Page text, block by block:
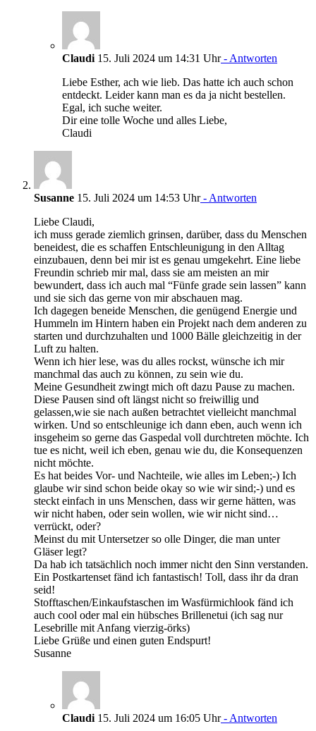
Claudi 15. Juli 2024 um 14:31 Uhr- Antworten
Liebe Esther, ach wie lieb. Das hatte ich auch schon
entdeckt. Leider kann man es da ja nicht bestellen.
Egal, ich suche weiter.
Dir eine tolle Woche und alles Liebe,
Claudi
Susanne 15. Juli 2024 um 14:53 Uhr- Antworten
Liebe Claudi,
ich muss gerade ziemlich grinsen, darüber, dass du Menschen
beneidest, die es schaffen Entschleunigung in den Alltag
einzubauen, denn bei mir ist es genau umgekehrt. Eine liebe
Freundin schrieb mir mal, dass sie am meisten an mir
bewundert, dass ich auch mal “Fünfe grade sein lassen” kann
und sie sich das gerne von mir abschauen mag.
Ich dagegen beneide Menschen, die genügend Energie und
Hummeln im Hintern haben ein Projekt nach dem anderen zu
starten und durchzuhalten und 1000 Bälle gleichzeitig in der
Luft zu halten.
Wenn ich hier lese, was du alles rockst, wünsche ich mir
manchmal das auch zu können, zu sein wie du.
Meine Gesundheit zwingt mich oft dazu Pause zu machen.
Diese Pausen sind oft längst nicht so freiwillig und
gelassen,wie sie nach außen betrachtet vielleicht manchmal
wirken. Und so entschleunige ich dann eben, auch wenn ich
insgeheim so gerne das Gaspedal voll durchtreten möchte. Ich
tue es nicht, weil ich eben, genau wie du, die Konsequenzen
nicht möchte.
Es hat beides Vor- und Nachteile, wie alles im Leben;-) Ich
glaube wir sind schon beide okay so wie wir sind;-) und es
steckt einfach in uns Menschen, dass wir gerne hätten, was
wir nicht haben, oder sein wollen, wie wir nicht sind…
verrückt, oder?
Meinst du mit Untersetzer so olle Dinger, die man unter
Gläser legt?
Da hab ich tatsächlich noch immer nicht den Sinn verstanden.
Ein Postkartenset fänd ich fantastisch! Toll, dass ihr da dran
seid!
Stofftaschen/Einkaufstaschen im Wasfürmichlook fänd ich
auch cool oder mal ein hübsches Brillenetui (ich sag nur
Lesebrille mit Anfang vierzig-örks)
Liebe Grüße und einen guten Endspurt!
Susanne
Claudi 15. Juli 2024 um 16:05 Uhr- Antworten